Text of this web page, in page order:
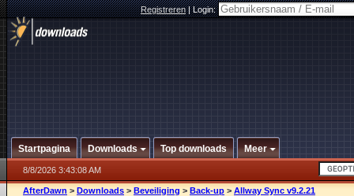
Registreren|Login:
Startpagina Downloads Top downloads Meer
8/8/2026 3:43:08 AM
AfterDawn > Downloads > Beveiliging > Back-up > Allway Sync v9.2.21